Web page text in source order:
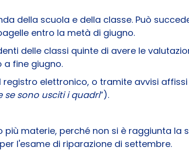
della scuola e della classe. Può
entro la metà di giugno.
delle classi quinte di avere le
a fine giugno.
elettronico, o tramite avvisi
se sono usciti i quadri”).
più materie, perché non si è raggiunta la
l'esame di riparazione di settembre.